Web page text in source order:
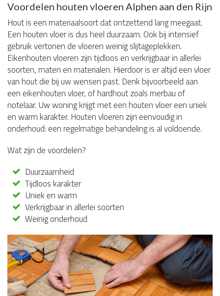
Voordelen houten vloeren Alphen aan den Rijn
Hout is een materiaalsoort dat ontzettend lang meegaat.
Een houten vloer is dus heel duurzaam. Ook bij intensief
gebruik vertonen de vloeren weinig slijtageplekken.
Eikenhouten vloeren zijn tijdloos en verkrijgbaar in allerlei
soorten, maten en materialen. Hierdoor is er altijd een vloer
van hout die bij uw wensen past. Denk bijvoorbeeld aan
een eikenhouten vloer, of hardhout zoals merbau of
notelaar. Uw woning krijgt met een houten vloer een uniek
en warm karakter. Houten vloeren zijn eenvoudig in
onderhoud: een regelmatige behandeling is al voldoende.
Wat zijn de voordelen?
Duurzaamheid
Tijdloos karakter
Uniek en warm
Verkrijgbaar in allerlei soorten
Weinig onderhoud